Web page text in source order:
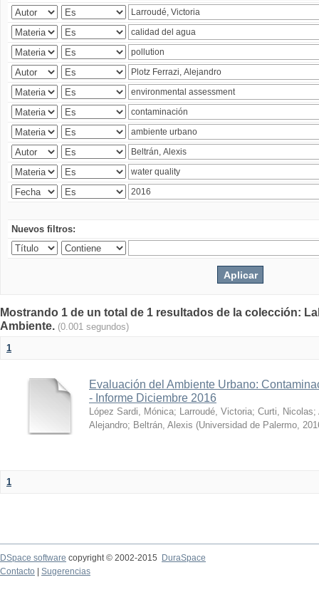
Nuevos filtros:
Mostrando 1 de un total de 1 resultados de la colección:
Ambiente. (0.001 segundos)
1
Evaluación del Ambiente Urbano:
- Informe Diciembre 2016
López Sardi, Mónica; Larroudé, Victoria; Curti, Nicolas;
Alejandro; Beltrán, Alexis (Universidad de Palermo,
1
DSpace software copyright © 2002-2015
DuraSpace
Contacto
Sugerencias